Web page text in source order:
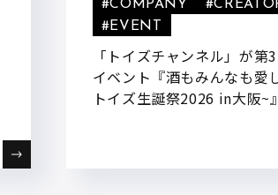
「トイズチャンネル」が第
イベント『酒もみんなも愛
トイズ生誕祭2026 in大阪~
#COMPANY
#EVENT